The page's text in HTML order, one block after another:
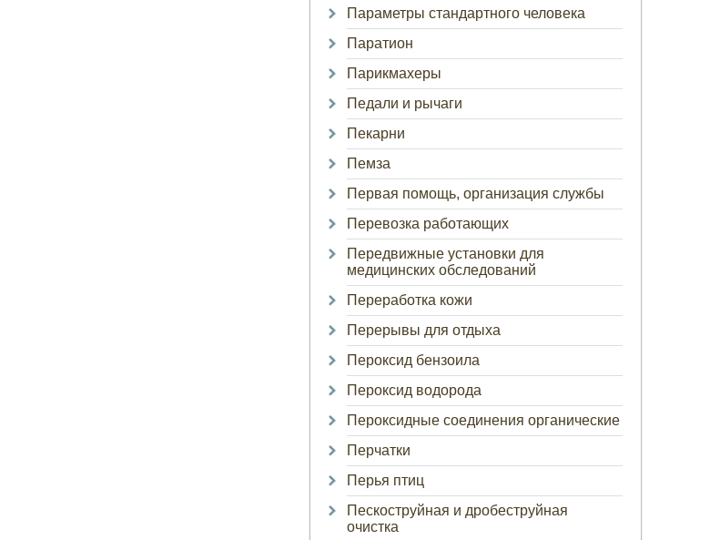
Параметры стандартного человека
Паратион
Парикмахеры
Педали и рычаги
Пекарни
Пемза
Первая помощь, организация службы
Перевозка работающих
Передвижные установки для
медицинских обследований
Переработка кожи
Перерывы для отдыха
Пероксид бензоила
Пероксид водорода
Пероксидные соединения органические
Перчатки
Перья птиц
Пескоструйная и дробеструйная
очистка